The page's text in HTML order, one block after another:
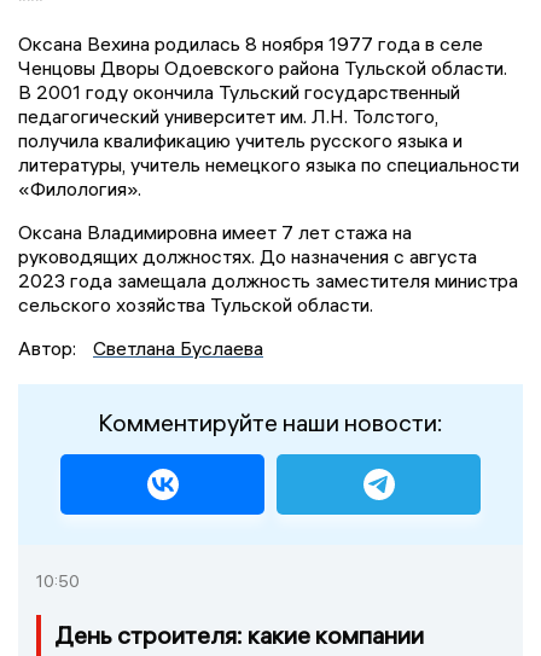
Оксана Вехина родилась 8 ноября 1977 года в селе
Ченцовы Дворы Одоевского района Тульской области.
В 2001 году окончила Тульский государственный
педагогический университет им. Л.Н. Толстого,
получила квалификацию учитель русского языка и
литературы, учитель немецкого языка по специальности
«Филология».
Оксана Владимировна имеет 7 лет стажа на
руководящих должностях. До назначения с августа
2023 года замещала должность заместителя министра
сельского хозяйства Тульской области.
Автор:
Светлана Буслаева
Комментируйте наши новости:
10:50
День строителя: какие компании